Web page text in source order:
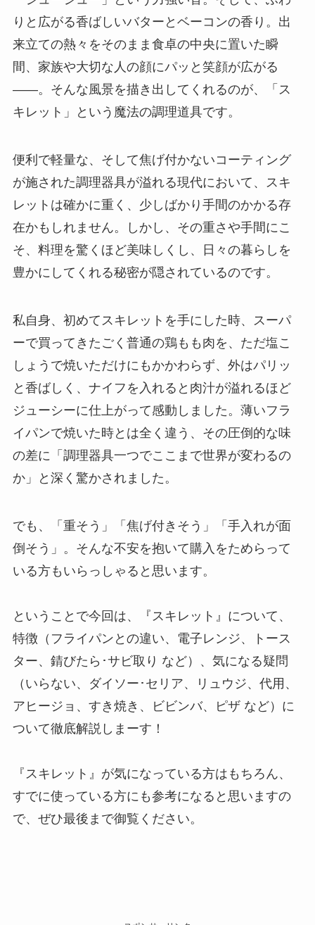
りと広がる香ばしいバターとベーコンの香り。出
来立ての熱々をそのまま食卓の中央に置いた瞬
間、家族や大切な人の顔にパッと笑顔が広がる
――。そんな風景を描き出してくれるのが、「ス
キレット」という魔法の調理道具です。
便利で軽量な、そして焦げ付かないコーティング
が施された調理器具が溢れる現代において、スキ
レットは確かに重く、少しばかり手間のかかる存
在かもしれません。しかし、その重さや手間にこ
そ、料理を驚くほど美味しくし、日々の暮らしを
豊かにしてくれる秘密が隠されているのです。
私自身、初めてスキレットを手にした時、スーパ
ーで買ってきたごく普通の鶏もも肉を、ただ塩こ
しょうで焼いただけにもかかわらず、外はパリッ
と香ばしく、ナイフを入れると肉汁が溢れるほど
ジューシーに仕上がって感動しました。薄いフラ
イパンで焼いた時とは全く違う、その圧倒的な味
の差に「調理器具一つでここまで世界が変わるの
か」と深く驚かされました。
でも、「重そう」「焦げ付きそう」「手入れが面
倒そう」。そんな不安を抱いて購入をためらって
いる方もいらっしゃると思います。
ということで今回は、『スキレット』について、
特徴（フライパンとの違い、電子レンジ、トース
ター、錆びたら･サビ取り など）、気になる疑問
（いらない、ダイソー･セリア、リュウジ、代用、
アヒージョ、すき焼き、ビビンバ、ピザ など）に
ついて徹底解説しまーす！
『スキレット』が気になっている方はもちろん、
すでに使っている方にも参考になると思いますの
で、ぜひ最後まで御覧ください。